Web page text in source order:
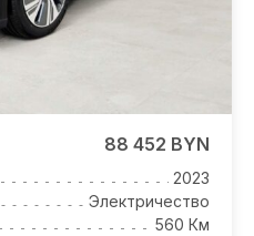
88 452 BYN
2023
Электричество
560 Км